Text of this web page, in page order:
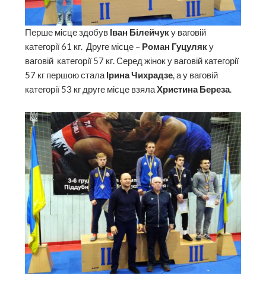
Перше місце здобув Іван Білейчуку ваговій
категорії 61 кг. Друге місце – Роман Гуцуляку
ваговій категорії 57 кг. Серед жінок у ваговій категорії
57 кг першою стала Ірина Чихрадзе, а у ваговій
категорії 53 кг друге місце взялаХристина Береза.